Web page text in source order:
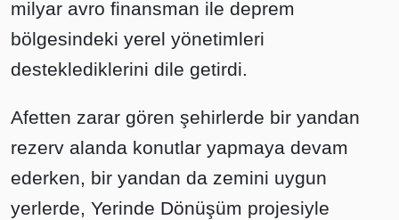
milyar avro finansman ile deprem
bölgesindeki yerel yönetimleri
desteklediklerini dile getirdi.
Afetten zarar gören şehirlerde bir yandan
rezerv alanda konutlar yapmaya devam
ederken, bir yandan da zemini uygun
yerlerde, Yerinde Dönüşüm projesiyle